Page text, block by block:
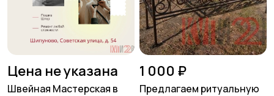
Цена не указана
Швейная Мастерская в
1 000 ₽
Предлагаем ритуальную